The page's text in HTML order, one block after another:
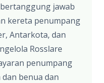
jawab
kereta penumpang
Antarkota, dan
Rosslare
penumpang
benua dan